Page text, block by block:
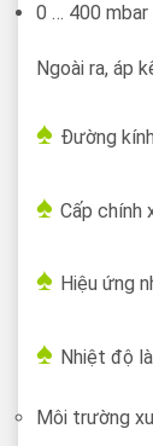
0 … 400
Ngoài ra, áp
♠ Đường
♠ Cấp chính
♠ Hiệu ứng
♠ Nhiệt độ
Môi trường